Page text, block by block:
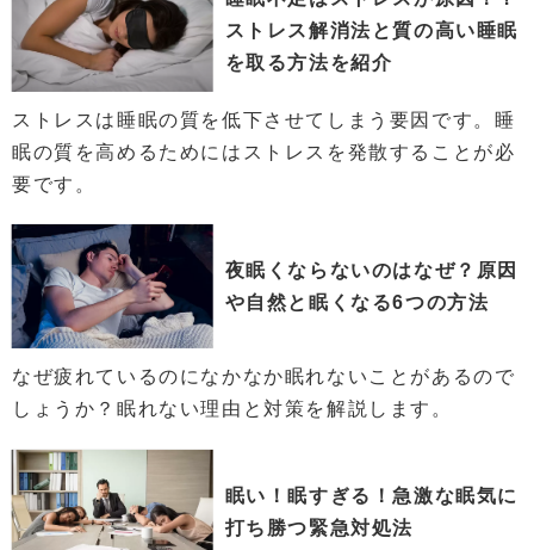
ストレス解消法と質の高い睡眠
を取る方法を紹介
ストレスは睡眠の質を低下させてしまう要因です。睡
眠の質を高めるためにはストレスを発散することが必
要です。
夜眠くならないのはなぜ？原因
や自然と眠くなる6つの方法
なぜ疲れているのになかなか眠れないことがあるので
しょうか？眠れない理由と対策を解説します。
眠い！眠すぎる！急激な眠気に
打ち勝つ緊急対処法